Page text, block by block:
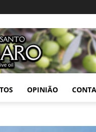
OPINIÃO